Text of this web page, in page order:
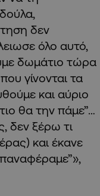
δεν
όλο αυτό,
δωμάτιο τώρα
γίνονται τα
και αύριο
θα την πάμε”…
δεν ξέρω τι
και έκανε